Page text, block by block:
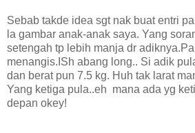
Sebab takde idea sgt nak buat entri
la gambar anak-anak saya. Yang
setengah tp lebih manja dr
menangis.ISh abang long.. Si adik
dan berat pun 7.5 kg. Huh tak larat
Yang ketiga pula..eh mana ada yg
depan okey!